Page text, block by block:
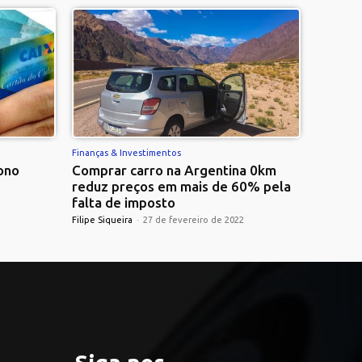
Finanças & Investimentos
Comprar carro na Argentina 0km
reduz preços em mais de 60% pela
falta de imposto
Filipe Siqueira - 27 de fevereiro de 2022